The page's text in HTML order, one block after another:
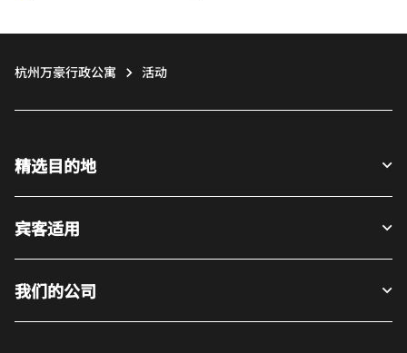
杭州万豪行政公寓 活动
精选目的地
宾客适用
我们的公司